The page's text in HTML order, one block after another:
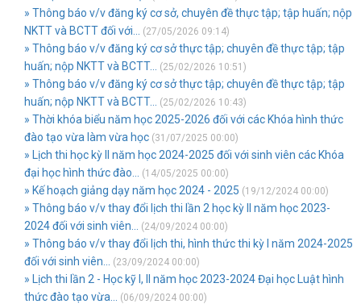
» Thông báo v/v đăng ký cơ sở, chuyên đề thực tập; tập huấn; nộp
NKTT và BCTT đối với...
(27/05/2026 09:14)
» Thông báo v/v đăng ký cơ sở thực tập; chuyên đề thực tập; tập
huấn; nộp NKTT và BCTT...
(25/02/2026 10:51)
» Thông báo v/v đăng ký cơ sở thực tập; chuyên đề thực tập; tập
huấn; nộp NKTT và BCTT...
(25/02/2026 10:43)
» Thời khóa biểu năm học 2025-2026 đối với các Khóa hình thức
đào tạo vừa làm vừa học (31/07/2025 00:00)
» Lịch thi học kỳ II năm học 2024-2025 đối với sinh viên các Khóa
đại học hình thức đào...
(14/05/2025 00:00)
» Kế hoạch giảng dạy năm học 2024 - 2025 (19/12/2024 00:00)
» Thông báo v/v thay đổi lịch thi lần 2 học kỳ II năm học 2023-
2024 đối với sinh viên...
(24/09/2024 00:00)
» Thông báo v/v thay đổi lịch thi, hình thức thi kỳ I năm 2024-2025
đối với sinh viên...
(23/09/2024 00:00)
» Lịch thi lần 2 - Học kỹ I, II năm học 2023-2024 Đại học Luật hình
thức đào tạo vừa...
(06/09/2024 00:00)